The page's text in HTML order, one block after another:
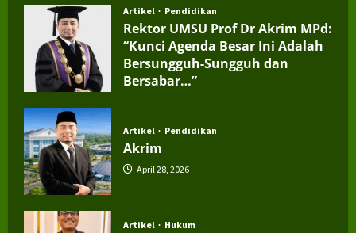
Artikel Pendidikan
Rektor UMSU Prof Dr Akrim MPd:
“Kunci Agenda Besar Ini Adalah
Bersungguh-Sungguh dan
Bersabar…”
Artikel Pendidikan
Akrim
April 28, 2026
Artikel Hukum